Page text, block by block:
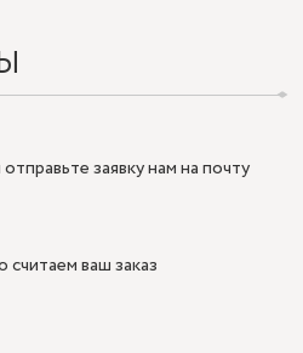
заявку нам на почту
ваш заказ